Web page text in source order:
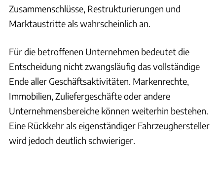
Zusammenschlüsse, Restrukturierungen und
Marktaustritte als wahrscheinlich an.
Für die betroffenen Unternehmen bedeutet die
Entscheidung nicht zwangsläufig das vollständige
Ende aller Geschäftsaktivitäten. Markenrechte,
Immobilien, Zuliefergeschäfte oder andere
Unternehmensbereiche können weiterhin bestehen.
Eine Rückkehr als eigenständiger Fahrzeughersteller
wird jedoch deutlich schwieriger.